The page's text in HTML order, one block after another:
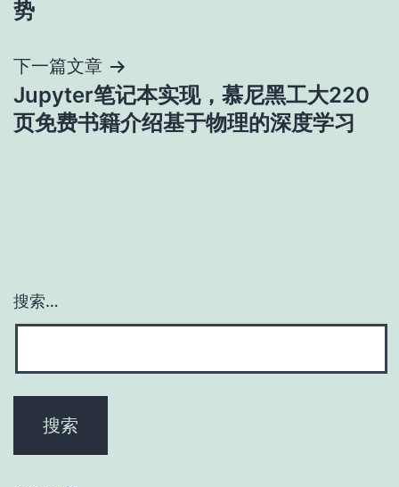
航
势
下一篇文章
Jupyter笔记本实现，慕尼黑工大220
页免费书籍介绍基于物理的深度学习
搜索…